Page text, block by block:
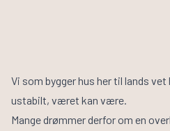
Vi som bygger hus her til lands
ustabilt, været kan være.
Mange drømmer derfor om en